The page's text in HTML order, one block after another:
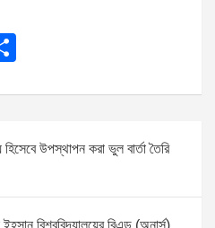
ar
উপস্থাপন করা ভুল বার্তা তৈরি